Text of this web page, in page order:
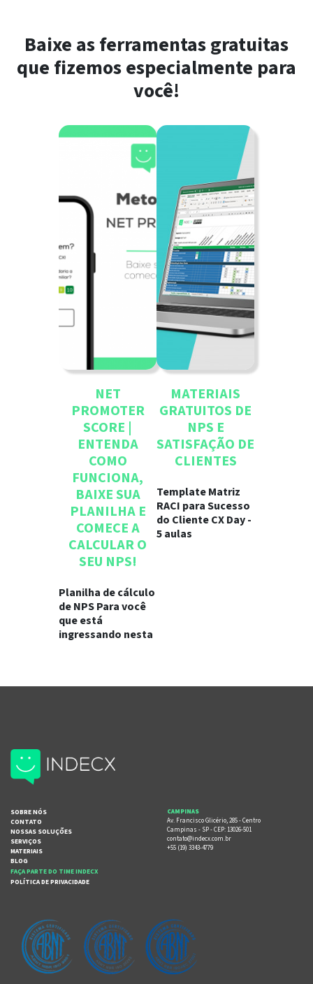
Baixe as ferramentas gratuitas
que fizemos especialmente para
você!
NET
PROMOTER
SCORE |
ENTENDA
COMO
FUNCIONA,
BAIXE SUA
PLANILHA E
COMECE A
CALCULAR O
SEU NPS!
Planilha de cálculo
de NPS Para você
que está
ingressando nesta
MATERIAIS
GRATUITOS DE
NPS E
SATISFAÇÃO DE
CLIENTES
Template Matriz
RACI para Sucesso
do Cliente CX Day -
5 aulas
SOBRE NÓS
CONTATO
NOSSAS SOLUÇÕES
SERVIÇOS
MATERIAIS
BLOG
FAÇA PARTE DO TIME INDECX
POLÍTICA DE PRIVACIDADE
CAMPINAS
Av. Francisco Glicério, 285 - Centro
Campinas - SP - CEP: 13026-501
contato@indecx.com.br
+55 (19) 3343-4779